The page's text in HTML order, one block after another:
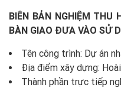
BIÊN BẢN NGHIỆM THU
BÀN GIAO ĐƯA VÀO SỬ
Tên công trình: Dự án
Địa điểm xây dựng:
Thành phần trực tiếp